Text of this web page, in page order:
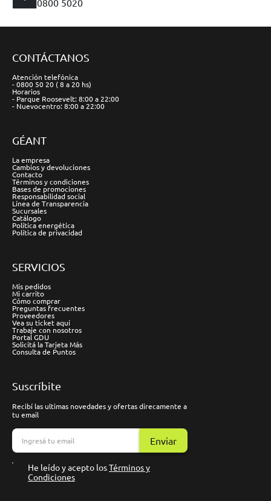
CONTÁCTANOS
Atención telefónica
- 0800 50 20 ( 8 a 20 hs)
Horarios
- Parque Roosevelt: 8:00 a 22:00
- Nuevocentro: 8:00 a 22:00
GÉANT
La empresa
Cambios y devoluciones
Contacto
Términos y condiciones
Bases de promociones
Responsabilidad social
Línea de Transparencia
Sucursales
Catálogo
Política energética
Política de privacidad
SERVICIOS
Mis pedidos
Mi carrito
Cómo comprar
Preguntas frecuentes
Proveedores
Vea su ticket aquí
Trabaje con nosotros
Portal GDU
Solicitá la Tarjeta Más
Consulta de Puntos
Suscríbite
Recibí las ultimas novedades y ofertas direcamente a
tu email
Enviar
He leído y acepto losTérminos y
Condiciones